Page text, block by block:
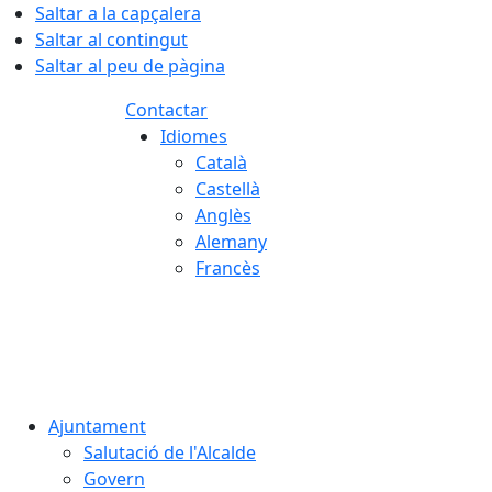
Saltar a la capçalera
Saltar al contingut
Saltar al peu de pàgina
Contactar
Idiomes
Català
Castellà
Anglès
Alemany
Francès
Ajuntament
Salutació de l'Alcalde
Govern